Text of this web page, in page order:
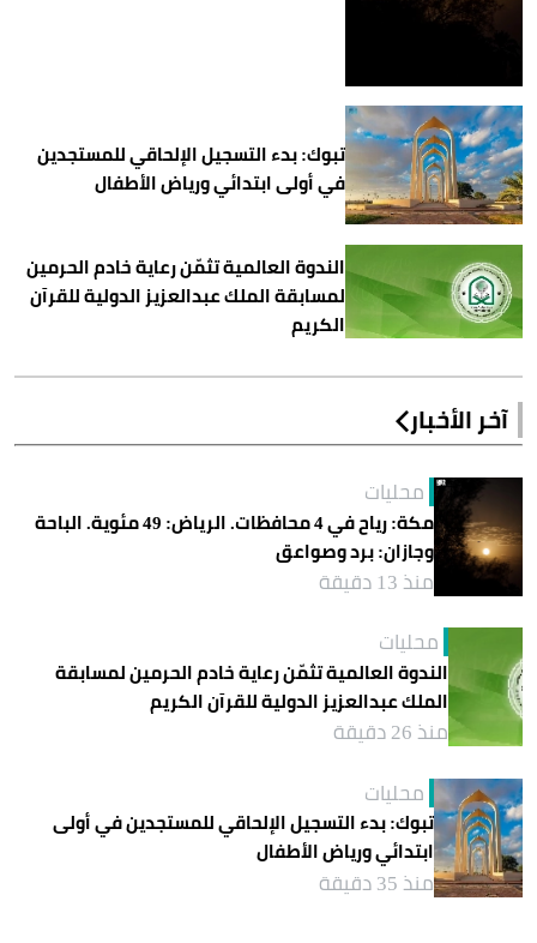
تبوك: بدء التسجيل الإلحاقي للمستجدين
في أولى ابتدائي ورياض الأطفال
الندوة العالمية تثمّن رعاية خادم الحرمين
لمسابقة الملك عبدالعزيز الدولية للقرآن
الكريم
آخر الأخبار
محليات
مكة: رياح في 4 محافظات. الرياض: 49 مئوية. الباحة
وجازان: برد وصواعق
منذ 13 دقيقة
محليات
الندوة العالمية تثمّن رعاية خادم الحرمين لمسابقة
الملك عبدالعزيز الدولية للقرآن الكريم
منذ 26 دقيقة
محليات
تبوك: بدء التسجيل الإلحاقي للمستجدين في أولى
ابتدائي ورياض الأطفال
منذ 35 دقيقة